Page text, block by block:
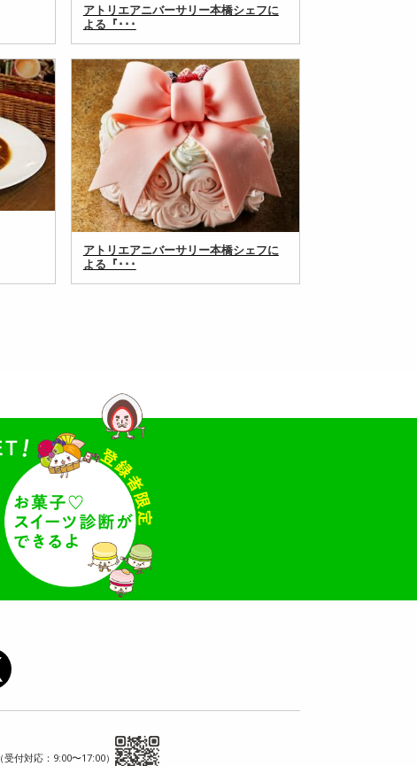
アトリエアニバーサリー本橋シェフに
よる『･･･
アトリエアニバーサリー本橋シェフに
よる『･･･
（受付対応：9:00〜17:00）